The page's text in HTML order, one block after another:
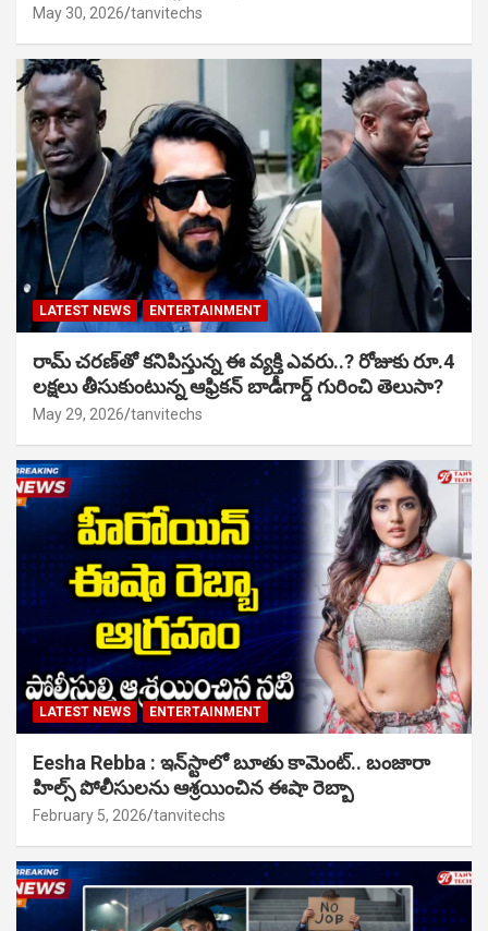
May 30, 2026 tanvitechs
LATEST NEWS ENTERTAINMENT
రామ్ చరణ్‌తో కనిపిస్తున్న ఈ వ్యక్తి ఎవరు..? రోజుకు రూ.4
లక్షలు తీసుకుంటున్న ఆఫ్రికన్ బాడీగార్డ్ గురించి తెలుసా?
May 29, 2026 tanvitechs
LATEST NEWS ENTERTAINMENT
Eesha Rebba : ఇన్‌స్టాలో బూతు కామెంట్.. బంజారా
హిల్స్ పోలీసులను ఆశ్రయించిన ఈషా రెబ్బా
February 5, 2026 tanvitechs